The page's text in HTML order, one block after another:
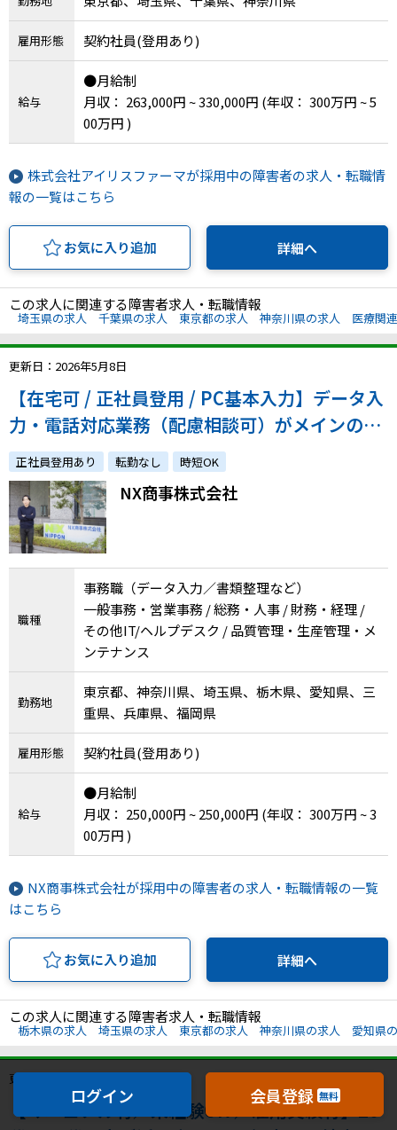
雇用形態 契約社員(登用あり)
給与
●月給制
月収： 263,000円 ~ 330,000円 (年収： 300万円 ~ 5
00万円 )
株式会社アイリスファーマが採用中の障害者の求人・転職情
報の一覧はこちら
お気に入り追加 詳細へ
この求人に関連する障害者求人・転職情報
埼玉県の求人 千葉県の求人 東京都の求人 神奈川県の求人 医療関
更新日：2026年5月8日
【在宅可 / 正社員登用 / PC基本入力】データ入
力・電話対応業務（配慮相談可）がメインのお
仕事です！
正社員登用あり 転勤なし 時短OK
NX商事株式会社
職種
事務職（データ入力／書類整理など）
一般事務・営業事務 / 総務・人事 / 財務・経理 /
その他IT/ヘルプデスク / 品質管理・生産管理・メ
ンテナンス
勤務地
東京都、神奈川県、埼玉県、栃木県、愛知県、三
重県、兵庫県、福岡県
雇用形態 契約社員(登用あり)
給与
●月給制
月収： 250,000円 ~ 250,000円 (年収： 300万円 ~ 3
00万円 )
NX商事株式会社が採用中の障害者の求人・転職情報の一覧
はこちら
お気に入り追加 詳細へ
この求人に関連する障害者求人・転職情報
栃木県の求人 埼玉県の求人 東京都の求人 神奈川県の求人 愛知県
更新日：2026年5月8日
【マニュアル有／未経験OK ／雇用実績有】20
ログイン 会員登録 無料